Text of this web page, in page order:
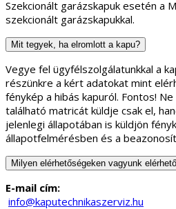
Szekcionált garázskapuk esetén a
szekcionált garázskapukkal.
Mit tegyek, ha elromlott a kapu?
Vegye fel ügyfélszolgálatunkkal a
részünkre a kért adatokat mint
fénykép a hibás kapuról. Fontos!
található matricát küldje csak el,
jelenlegi állapotában is küldjön
állapotfelmérésben és a
Milyen elérhetőségeken vagyunk
E-mail cím:
info@kaputechnikaszerviz.hu